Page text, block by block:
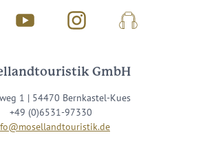
Youtube InstagramPodcast
GmbH
1 | 54470 Bernkastel-Kues
+49 (0)6531-97330